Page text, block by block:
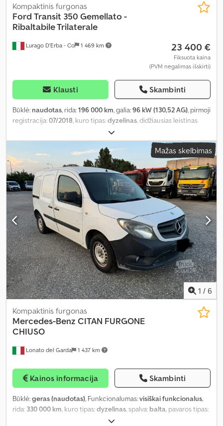
Lurago D'Erba - Co 1 469 km
Kompaktinis furgonas
Ford Transit 350 Gemellato -
Ribaltabile Trilaterale
23 400 €
Fiksuota kaina
(PVM negalimas išskirti)
Klausti Skambinti
Būklė: naudotas, rida:196 000 km, galia:96 kW (130,52 AG), pirmoji
registracija:07/2018, kuro tipas:dyzelinas, didžiausias leistinas
3 500 kg
spalva:raudona, pavaros tipas:mechaninis, emisijos klasė:Euro 6,
sėdimų vietų skaičius:3, krovimo vietos ilgis: 3 150 mm, krovinių
skyriaus plotis:
2 100 mm, Gamybos metai:
Mažas skelbimas
1 / 6
Lonato del Garda 1 437 km
Kompaktinis furgonas
Mercedes-Benz CITAN FURGONE
CHIUSO
Kainos informacija Skambinti
Būklė:geras (naudotas), Funkcionalumas:visiškai funkcionalus,
rida: 330 000 km, kuro tipas:dyzelinas, spalva: balta, pavaros tipas:
Euro 5, Gamybos metai: